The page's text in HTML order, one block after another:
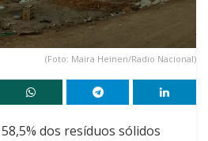
(Foto: Maira Heinen/Radio Nacional)
dos resíduos sólidos